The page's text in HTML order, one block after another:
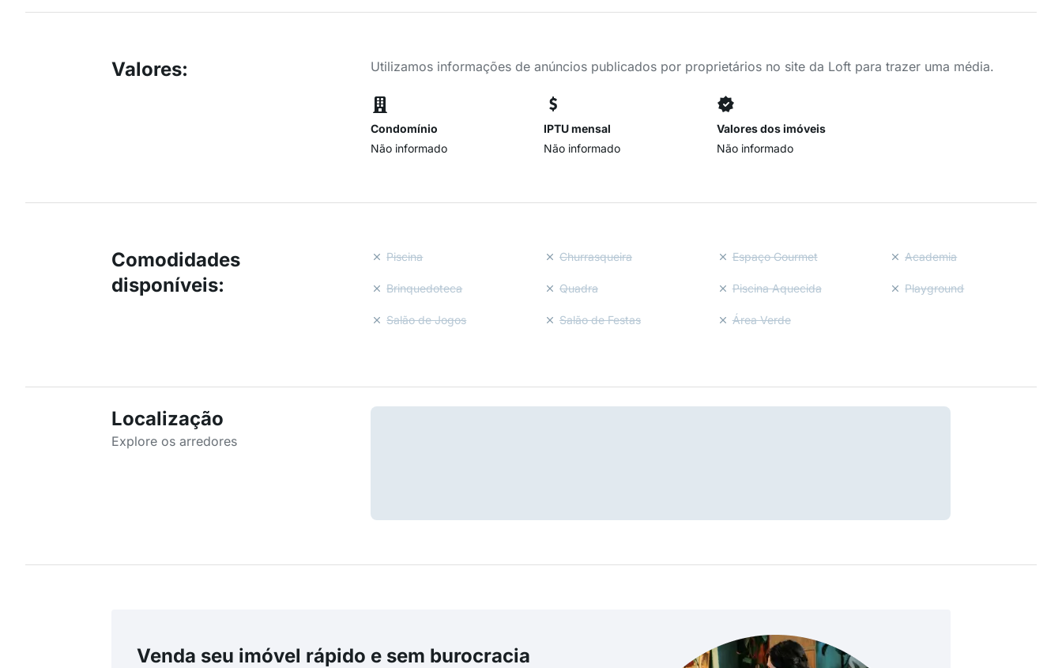
Valores: Utilizamos informações de anúncios publicados por proprietários no site da Loft para trazer uma média.
Condomínio
Não informado
IPTU mensal
Não informado
Valores dos imóveis
Não informado
Comodidades
disponíveis:
Piscina Churrasqueira Espaço Gourmet Academia
Brinquedoteca Quadra Piscina Aquecida Playground
Salão de Jogos Salão de Festas Área Verde
Localização
Explore os arredores
Venda seu imóvel rápido e sem burocracia